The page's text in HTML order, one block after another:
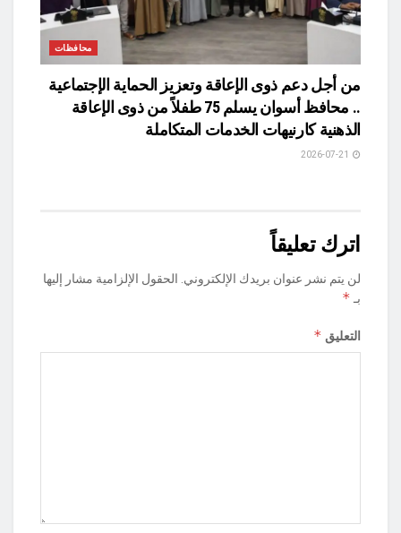
محافظات
من أجل دعم ذوى الإعاقة وتعزيز الحماية الإجتماعية
.. محافظ أسوان يسلم 75 طفلاً من ذوى الإعاقة
الذهنية كارنيهات الخدمات المتكاملة
اترك تعليقاً
لن يتم نشر عنوان بريدك الإلكتروني. الحقول الإلزامية مشار إليها
بـ *
التعليق *